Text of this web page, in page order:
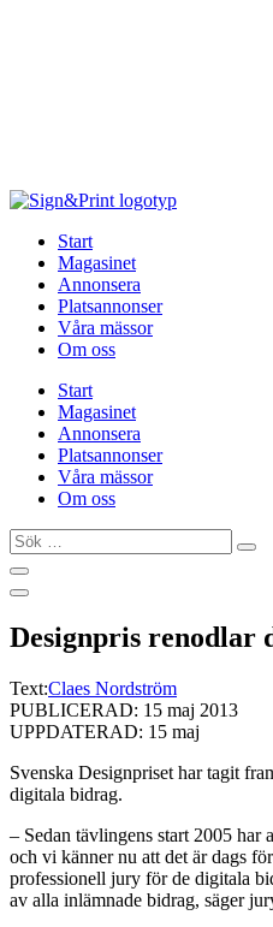
Start
Magasinet
Annonsera
Platsannonser
Våra mässor
Om oss
Start
Magasinet
Annonsera
Platsannonser
Våra mässor
Om oss
Sök
…
Designpris renodlar
Text:Claes Nordström
PUBLICERAD: 15 maj 2013
UPPDATERAD: 15 maj
Svenska Designpriset har tagit
digitala bidrag.
– Sedan tävlingens start 2005 har
och vi känner nu att det är dags
professionell jury för de digitala
av alla inlämnade bidrag, säger